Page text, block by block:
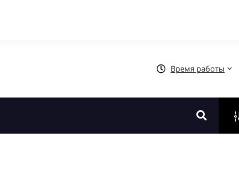
Время работы